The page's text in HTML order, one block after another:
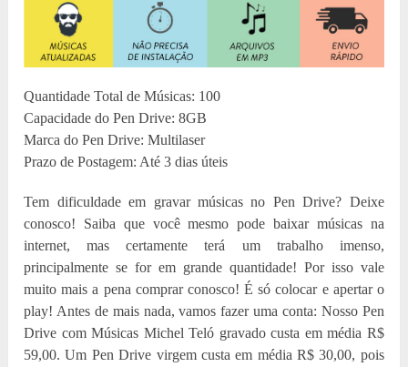
Quantidade Total de Músicas: 100
Capacidade do Pen Drive: 8GB
Marca do Pen Drive: Multilaser
Prazo de Postagem: Até 3 dias úteis
Tem dificuldade em gravar músicas no Pen Drive? Deixe
conosco! Saiba que você mesmo pode baixar músicas na
internet, mas certamente terá um trabalho imenso,
principalmente se for em grande quantidade! Por isso vale
muito mais a pena comprar conosco! É só colocar e apertar o
play! Antes de mais nada, vamos fazer uma conta: Nosso Pen
Drive com Músicas Michel Teló gravado custa em média R$
59,00. Um Pen Drive virgem custa em média R$ 30,00, pois